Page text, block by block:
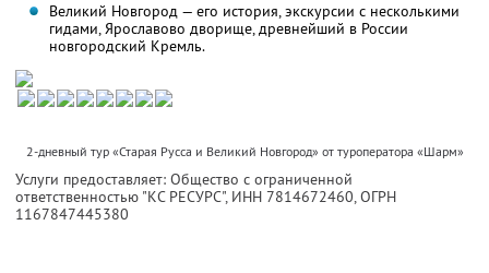
Великий Новгород — его история, экскурсии с несколькими
гидами, Ярославово дворище, древнейший в России
новгородский Кремль.
2-дневный тур «Старая Русса и Великий Новгород» от туроператора «Шарм»
Услуги предоставляет: Общество с ограниченной
ответственностью "КС РЕСУРС", ИНН 7814672460, ОГРН
1167847445380